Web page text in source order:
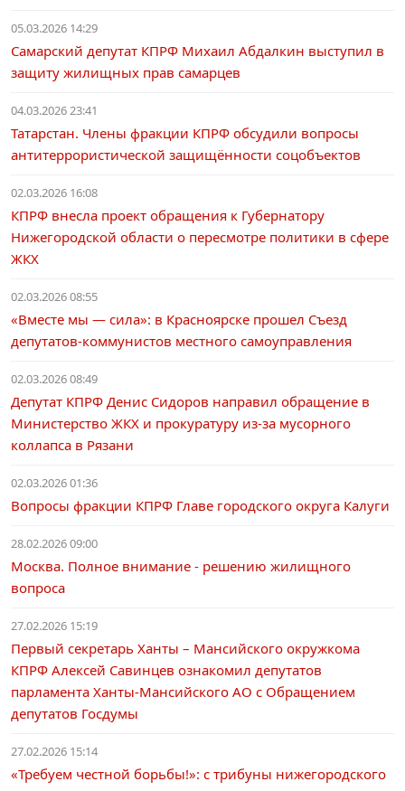
05.03.2026 14:29
Самарский депутат КПРФ Михаил Абдалкин выступил в
защиту жилищных прав самарцев
04.03.2026 23:41
Татарстан. Члены фракции КПРФ обсудили вопросы
антитеррористической защищённости соцобъектов
02.03.2026 16:08
КПРФ внесла проект обращения к Губернатору
Нижегородской области о пересмотре политики в сфере
ЖКХ
02.03.2026 08:55
«Вместе мы — сила»: в Красноярске прошел Съезд
депутатов-коммунистов местного самоуправления
02.03.2026 08:49
Депутат КПРФ Денис Сидоров направил обращение в
Министерство ЖКХ и прокуратуру из-за мусорного
коллапса в Рязани
02.03.2026 01:36
Вопросы фракции КПРФ Главе городского округа Калуги
28.02.2026 09:00
Москва. Полное внимание - решению жилищного
вопроса
27.02.2026 15:19
Первый секретарь Ханты – Мансийского окружкома
КПРФ Алексей Савинцев ознакомил депутатов
парламента Ханты-Мансийского АО с Обращением
депутатов Госдумы
27.02.2026 15:14
«Требуем честной борьбы!»: с трибуны нижегородского